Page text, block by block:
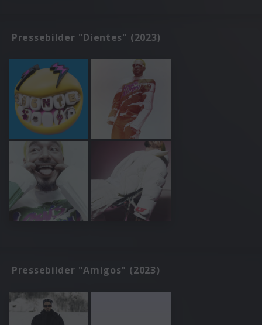
Pressebilder "Dientes" (2023)
Pressebilder "Amigos" (2023)